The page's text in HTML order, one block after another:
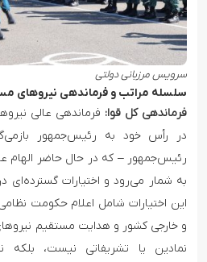
سرویس مرزبانی دولتی
سلسله مراتب و فرماندهی نیروهای
فرماندهی کل قوا: فرماندهی عالی
در رأس خود به رئیس‌جمهور
رئیس‌جمهور – که در حال حاضر الهام
به شمار می‌رود و اختیارات گسترده‌ای
این اختیارات شامل اعلام حکومت
و خارجی کشور و هدایت مستقیم
نمادین یا تشریفاتی نیست،